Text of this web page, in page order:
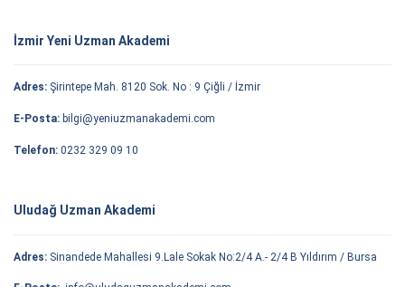
İzmir Yeni Uzman Akademi
Adres: Şirintepe Mah. 8120 Sok. No : 9 Çiğli / İzmir
E-Posta: bilgi@yeniuzmanakademi.com
Telefon: 0232 329 09 10
Uludağ Uzman Akademi
Adres: Sinandede Mahallesi 9.Lale Sokak No:2/4 A.- 2/4 B Yıldırım / Bursa